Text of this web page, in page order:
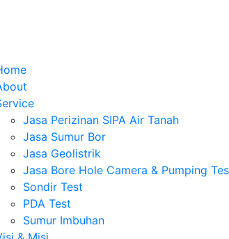
Jasa Perizinan SIPA Air Tanah
Jasa Sumur Bor
Jasa Geolistrik
Jasa Bore Hole Camera & Pumping Tes
Sondir Test
PDA Test
Sumur Imbuhan